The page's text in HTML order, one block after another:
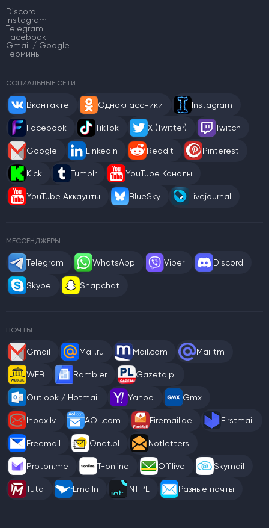
Discord
Instagram
Telegram
Facebook
Gmail / Google
Термины
СОЦИАЛЬНЫЕ СЕТИ
Вконтакте Одноклассники Instagram
Facebook TikTok X (Twitter) Twitch
Google LinkedIn Reddit Pinterest
Kick Tumblr YouTube Каналы
YouTube Аккаунты BlueSky Livejournal
МЕССЕНДЖЕРЫ
Telegram WhatsApp Viber Discord
Skype Snapchat
ПОЧТЫ
Gmail Mail.ru Mail.com Mail.tm
WEB Rambler Gazeta.pl
Outlook / Hotmail Yahoo Gmx
Inbox.lv AOL.com Firemail.de Firstmail
Freemail Onet.pl Notletters
Proton.me T-online Offilive Skymail
Tuta Emailn INT.PL Разные почты